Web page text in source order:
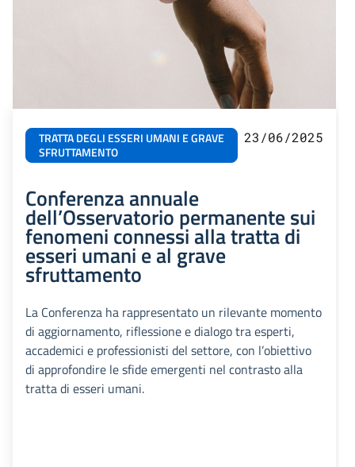
TRATTA DEGLI ESSERI UMANI E GRAVE
SFRUTTAMENTO
23/06/2025
Conferenza annuale
dell’Osservatorio permanente sui
fenomeni connessi alla tratta di
esseri umani e al grave
sfruttamento
La Conferenza ha rappresentato un rilevante momento
di aggiornamento, riflessione e dialogo tra esperti,
accademici e professionisti del settore, con l’obiettivo
di approfondire le sfide emergenti nel contrasto alla
tratta di esseri umani.